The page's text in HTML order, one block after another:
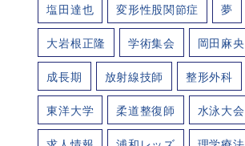
塩田達也 変形性股関節症 夢
大岩根正隆 学術集会 岡田麻央
成長期 放射線技師 整形外科
東洋大学 柔道整復師 水泳大会